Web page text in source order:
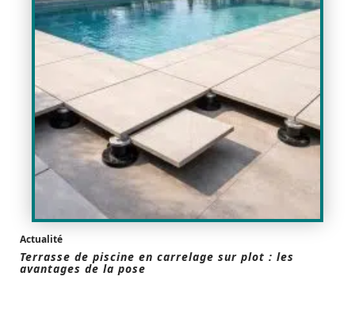
Actualité
Terrasse de piscine en carrelage sur plot : les
avantages de la pose